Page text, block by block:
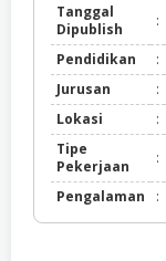
Tanggal
Dipublish
:
Pendidikan :
Jurusan
:
Lokasi
:
Tipe
Pekerjaan
:
Pengalaman :